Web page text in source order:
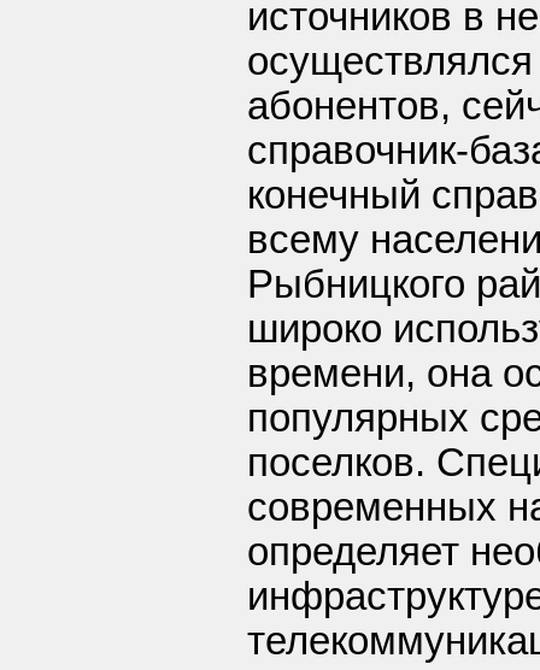
источников в
абонентов,
справочник-
конечный
всему
Рыбницкого
широко
времени, она
популярных
поселков.
современных
определяет